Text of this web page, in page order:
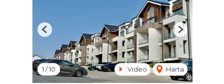
1 /10 Video Harta
Previous Next